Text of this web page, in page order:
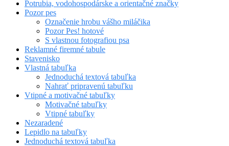
Potrubia, vodohospodárske a orientačné značky
Pozor pes
Označenie hrobu vášho miláčika
Pozor Pes! hotové
S vlastnou fotografiou psa
Reklamné firemné tabule
Stavenisko
Vlastná tabuľka
Jednoduchá textová tabuľka
Nahrať pripravenú tabuľku
Vtipné a motivačné tabuľky
Motivačné tabuľky
Vtipné tabuľky
Nezaradené
Lepidlo na tabuľky
Jednoduchá textová tabuľka